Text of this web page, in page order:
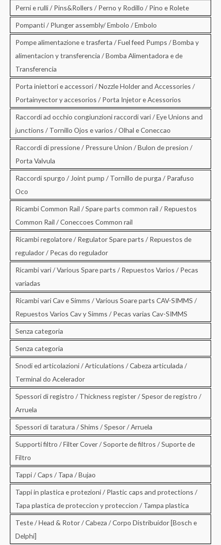
Perni e rulli / Pins&Rollers / Perno y Rodillo / Pino e Rolete
Pompanti / Plunger assembly/ Embolo / Embolo
Pompe alimentazione e trasferta / Fuel feed Pumps / Bomba y
alimentacion y transferencia / Bomba Alimentadora e de
Transferencia
Porta iniettori e accessori / Nozzle Holder and Accessories /
Portainyector y accesorios / Porta Injetor e Acessorios
Raccordi ad occhio congiunzioni raccordi vari / Eye Unions and
junctions / Tornillo Ojos e varios / Olhal e Coneccao
Raccordi di pressione / Pressure Union / Bulon de presion /
Porta Valvula
Raccordi spurgo / Joint pump / Tornillo de purga / Parafuso
Oco
Ricambi Common Rail / Spare parts common rail / Repuestos
Common Rail / Coneccoes Common rail
Ricambi regolatore / Regulator Spare parts / Repuestos de
regulador / Pecas do regulador
Ricambi vari / Various Spare parts / Repuestos Varios / Pecas
variadas
Ricambi vari Cav e Simms / Various Soare parts CAV-SIMMS /
Repuestos Varios Cav y Simms / Pecas varias Cav-SIMMS
Senza categoria
Senza categoria
Snodi ed articolazioni / Articulations / Cabeza articulada /
Terminal do Acelerador
Spessori di registro / Thickness register / Spesor de registro /
Arruela
Spessori di taratura / Shims / Spesor / Arruela
Supporti filtro / Filter Cover / Soporte de filtros / Suporte de
Filtro
Tappi / Caps / Tapa / Bujao
Tappi in plastica e protezioni / Plastic caps and protections /
Tapa plastica de proteccion y proteccion / Tampa plastica
Teste / Head & Rotor / Cabeza / Corpo Distribuidor [Bosch e
Delphi]